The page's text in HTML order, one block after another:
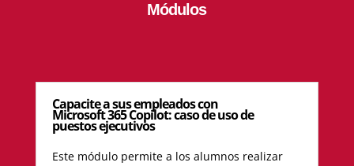
Módulos
Capacite a sus empleados con
Microsoft 365 Copilot: caso de uso de
puestos ejecutivos
Este módulo permite a los alumnos realizar